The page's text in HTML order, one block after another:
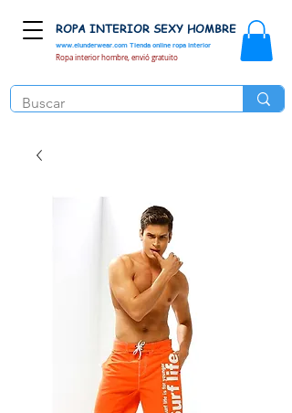
www.elunderwear.com Tienda online ropa interior
ROPA INTERIOR SEXY HOMBRE
Ropa interior hombre, envió gratuito